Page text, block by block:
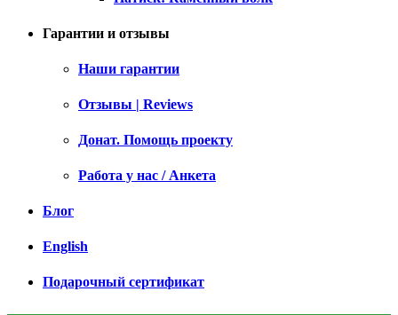
Гарантии и отзывы
Наши гарантии
Отзывы | Reviews
Донат. Помощь проекту
Работа у нас / Анкета
Блог
English
Подарочный сертификат